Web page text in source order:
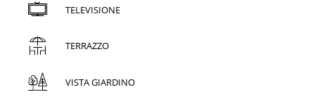
TELEVISIONE
TERRAZZO
VISTA GIARDINO